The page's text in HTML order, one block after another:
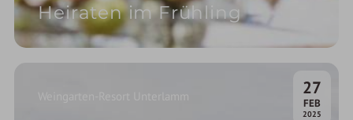
Heiraten im Frühling
27
FEB.
2025